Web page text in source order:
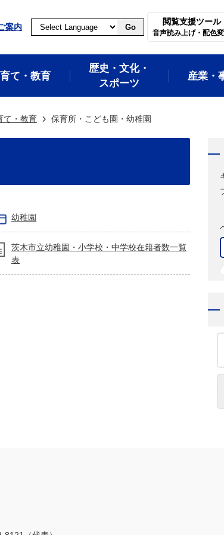
案内 Go
閲覧支援ツール
音声読み上げ・配色
て・教育
歴史・文化・
スポーツ
産業・
て・教育 保育所・こども園・幼稚園
幼稚園
茨木市立幼稚園・小学校・中学校在籍者数一覧
表